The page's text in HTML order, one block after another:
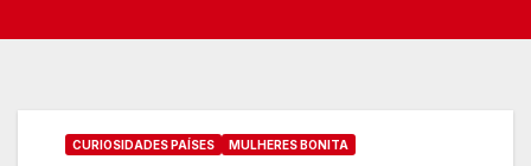
CURIOSIDADES PAÍSES MULHERES BONITA